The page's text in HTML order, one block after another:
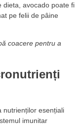
dieta, avocado poate fi
pe felii de pâine
coacere pentru a
nutrienților esențiali
imunitar